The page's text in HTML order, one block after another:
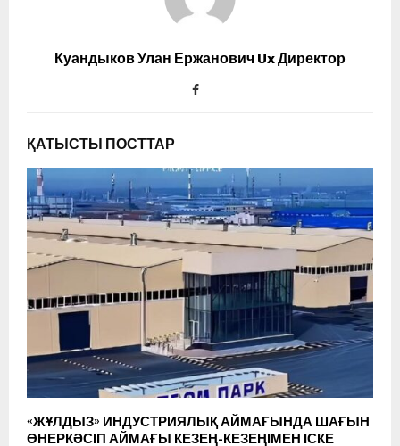
Куандыков Улан Ержанович Ux Директор
ҚАТЫСТЫ ПОСТТАР
«ЖҰЛДЫЗ» ИНДУСТРИЯЛЫҚ АЙМАҒЫНДА ШАҒЫН
ӨНЕРКӘСІП АЙМАҒЫ КЕЗЕҢ-КЕЗЕҢІМЕН ІСКЕ